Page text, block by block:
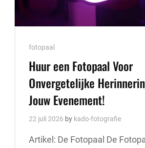
Cat
Links
fotopaal
Huur een Fotopaal Voor
Onvergetelijke
Jouw Evenement!
22 juli 2026 by kado-fotografie
Artikel: De Fotopaal De